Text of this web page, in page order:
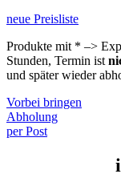
neue Preisliste
Produkte mit * –>
Stunden, Termin ist
und später wieder
Vorbei bringen
Abholung
per Post